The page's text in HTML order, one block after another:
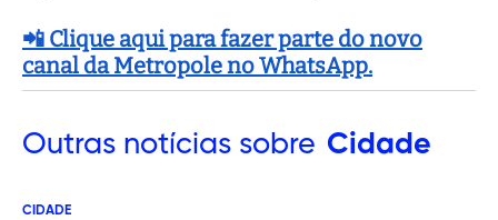
📲 Clique aqui para fazer parte do novo
canal da Metropole no WhatsApp.
Outras notícias sobre Cidade
CIDADE